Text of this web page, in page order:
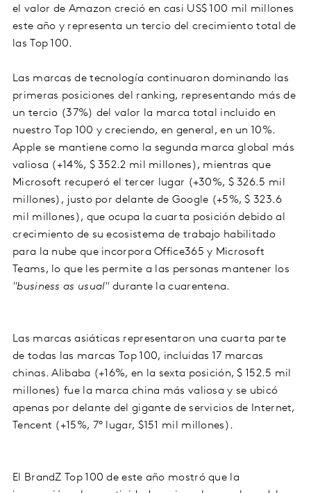
el valor de Amazon creció en casi US$ 100 mil millones
este año y representa un tercio del crecimiento total de
las Top 100.
Las marcas de tecnología continuaron dominando las
primeras posiciones del ranking, representando más de
un tercio (37%) del valor la marca total incluido en
nuestro Top 100 y creciendo, en general, en un 10%.
Apple se mantiene como la segunda marca global más
valiosa (+14%, $ 352.2 mil millones), mientras que
Microsoft recuperó el tercer lugar (+30%, $ 326.5 mil
millones), justo por delante de Google (+5%, $ 323.6
mil millones), que ocupa la cuarta posición debido al
crecimiento de su ecosistema de trabajo habilitado
para la nube que incorpora Office365 y Microsoft
Teams, lo que les permite a las personas mantener los
"business as usual" durante la cuarentena.
Las marcas asiáticas representaron una cuarta parte
de todas las marcas Top 100, incluidas 17 marcas
chinas. Alibaba (+16%, en la sexta posición, $ 152.5 mil
millones) fue la marca china más valiosa y se ubicó
apenas por delante del gigante de servicios de Internet,
Tencent (+15%, 7° lugar, $151 mil millones).
El BrandZ Top 100 de este año mostró que la